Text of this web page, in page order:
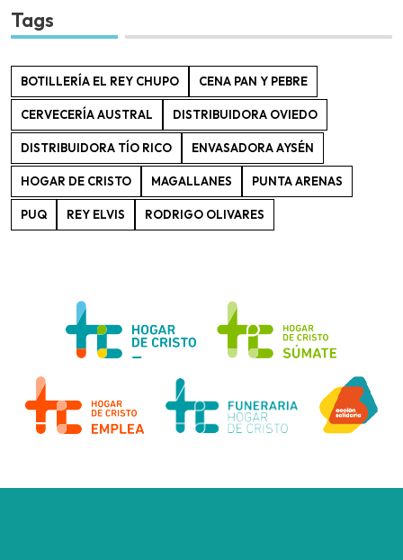
Tags
BOTILLERÍA EL REY CHUPO CENA PAN Y PEBRE
CERVECERÍA AUSTRAL DISTRIBUIDORA OVIEDO
DISTRIBUIDORA TÍO RICO ENVASADORA AYSÉN
HOGAR DE CRISTO MAGALLANES PUNTA ARENAS
PUQ REY ELVIS RODRIGO OLIVARES